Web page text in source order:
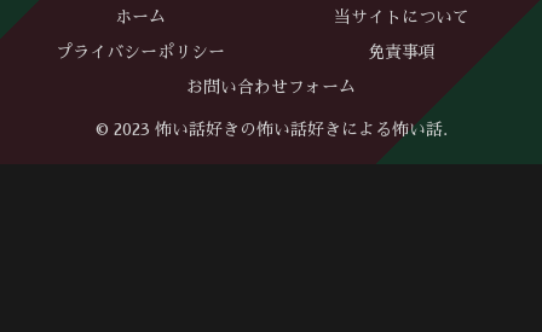
ホーム 当サイトについて
プライバシーポリシー 免責事項
お問い合わせフォーム
© 2023 怖い話好きの怖い話好きによる怖い話.